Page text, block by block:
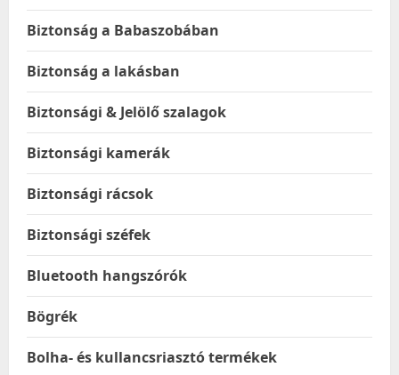
Biztonság a Babaszobában
Biztonság a lakásban
Biztonsági & Jelölő szalagok
Biztonsági kamerák
Biztonsági rácsok
Biztonsági széfek
Bluetooth hangszórók
Bögrék
Bolha- és kullancsriasztó termékek